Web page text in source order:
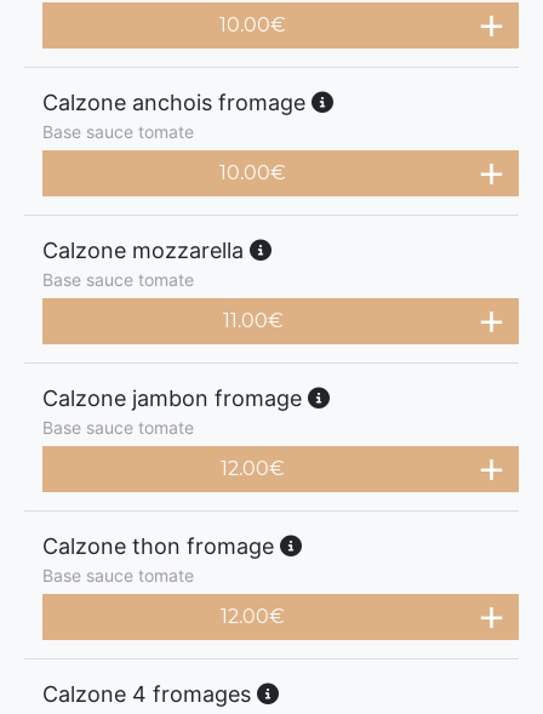
10.00€
Calzone anchois fromage
Base sauce tomate
10.00€
Calzone mozzarella
Base sauce tomate
11.00€
Calzone jambon fromage
Base sauce tomate
12.00€
Calzone thon fromage
Base sauce tomate
12.00€
Calzone 4 fromages